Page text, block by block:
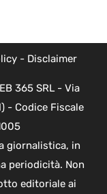
- Disclaimer
365 SRL - Via
- Codice Fiscale
giornalistica, in
periodicità. Non
editoriale ai